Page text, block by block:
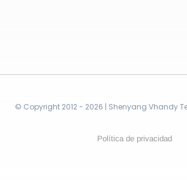
© Copyright 2012 - 2026 | Shenyang Vhandy
Política de privacidad